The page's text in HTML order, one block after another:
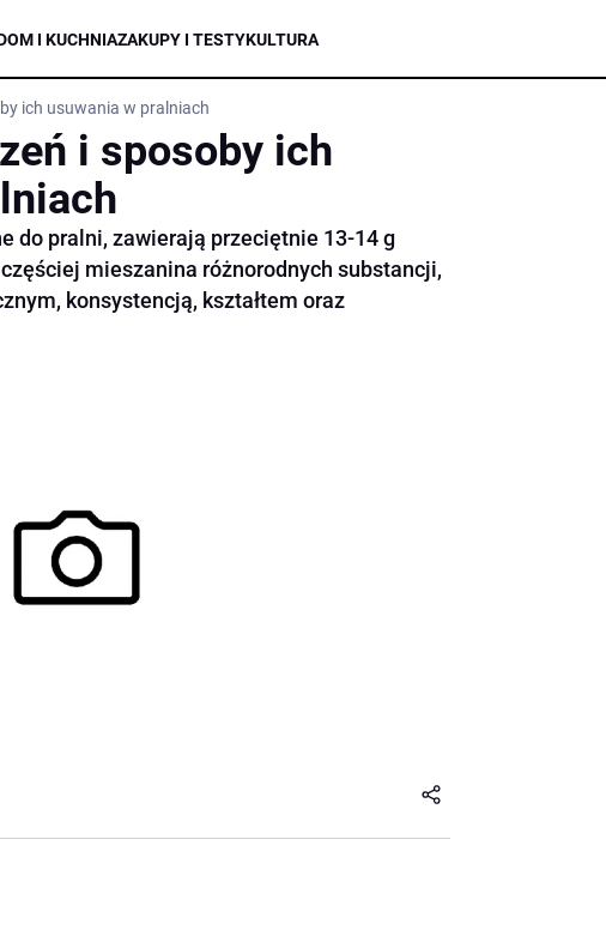
I KUCHNIAZAKUPY I TESTYKULTURA
ich usuwania w pralniach
i sposoby ich
do pralni, zawierają przeciętnie 13-14 g
mieszanina różnorodnych substancji,
konsystencją, kształtem oraz